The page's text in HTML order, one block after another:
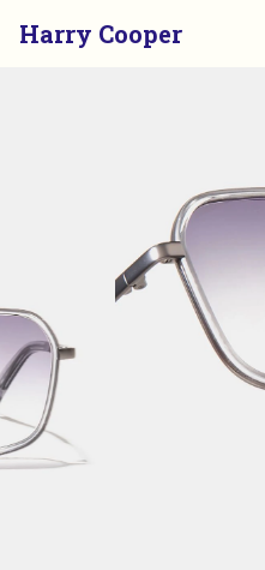
Harry Cooper